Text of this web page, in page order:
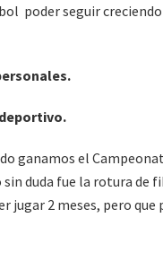
poder seguir
ganamos el
duda fue la rotura de
jugar 2 meses, pero